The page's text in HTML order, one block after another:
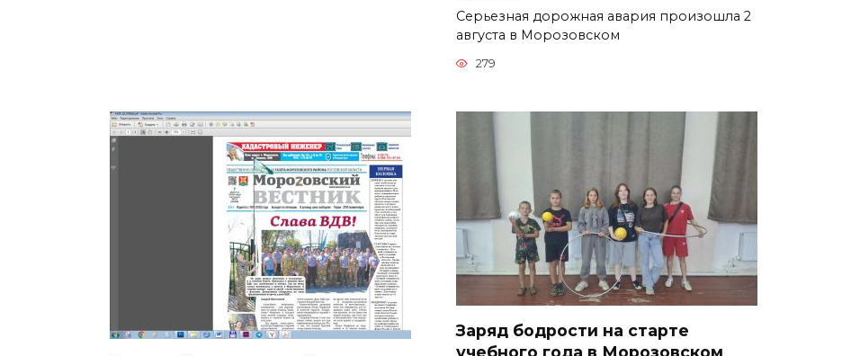
Серьезная дорожная авария произошла 2
августа в Морозовском
279
Заряд бодрости на старте
учебного года в Морозовском